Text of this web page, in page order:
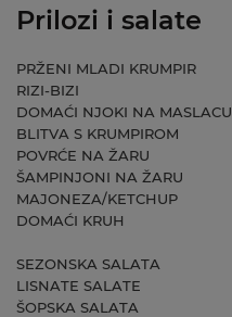
Prilozi i salate
PRŽENI MLADI KRUMPIR
RIZI-BIZI
DOMAĆI NJOKI NA MASLACU
BLITVA S KRUMPIROM
POVRĆE NA ŽARU
ŠAMPINJONI NA ŽARU
MAJONEZA/KETCHUP
DOMAĆI KRUH
SEZONSKA SALATA
LISNATE SALATE
ŠOPSKA SALATA